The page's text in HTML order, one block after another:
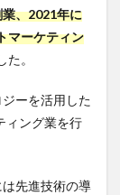
、2021年に
マーケティン
た。
ーを活用した
ィング業を行
先進技術の導